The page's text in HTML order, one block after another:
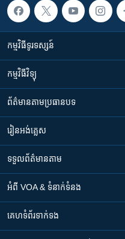
កម្មវិធី​ទូរទស្សន៍
កម្មវិធី​វិទ្យុ
ព័ត៌មាន​តាមប្រធានបទ​
រៀន​​អង់គ្លេស
ទទួល​ព័ត៌មាន​តាម
អំពី​ VOA & ទំនាក់ទំនង
គេហទំព័រ​​ទាក់ទង